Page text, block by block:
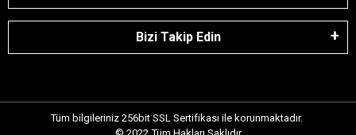
Bizi Takip Edin
Tüm bilgileriniz 256bit SSL Sertifikası ile korunmaktadır.